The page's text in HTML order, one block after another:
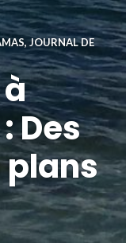
, JOURNAL DE
Des
plans